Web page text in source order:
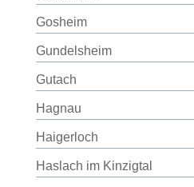
Gosheim
Gundelsheim
Gutach
Hagnau
Haigerloch
Haslach im Kinzigtal